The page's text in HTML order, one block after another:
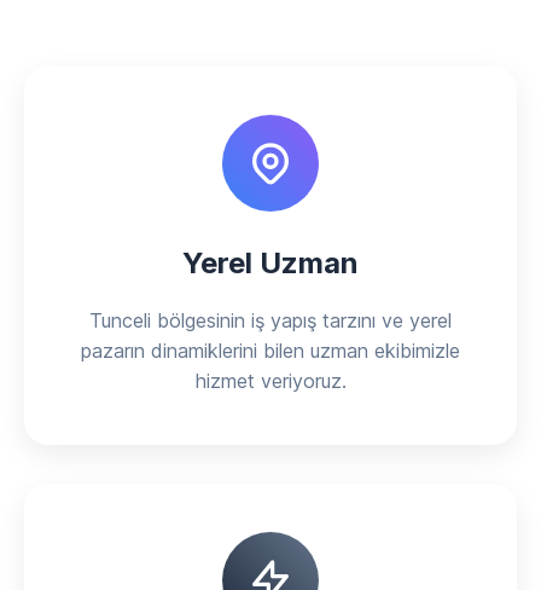
Yerel Uzman
Tunceli bölgesinin iş yapış tarzını ve yerel
pazarın dinamiklerini bilen uzman ekibimizle
hizmet veriyoruz.